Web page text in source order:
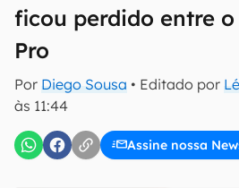
ficou perdido entre o
Pro
Por Diego Sousa • Editado por
às 11:44
Assine nossa
E-mail
inscreva-se
Confirmo que li, aceito e concordo
Uso e Política de Privacidade do